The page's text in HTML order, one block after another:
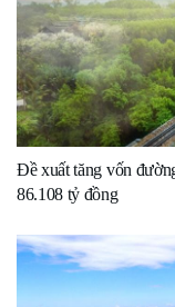
Đề xuất tăng vốn
86.108 tỷ đồng